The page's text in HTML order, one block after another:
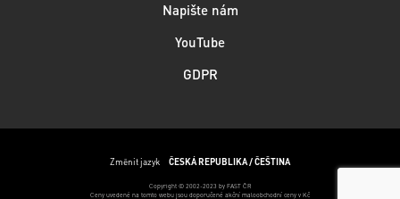
Napište nám
YouTube
GDPR
Změnit jazyk ČESKÁ REPUBLIKA / ČEŠTINA
Copyright © 2002-2023 by FAST ČR
Ceny uvedené na tomto webu jsou doporučené akční maloobchodní ceny v Kč